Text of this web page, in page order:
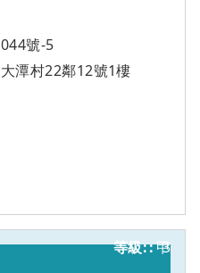
號-5
潭村22鄰12號1樓
3
甲